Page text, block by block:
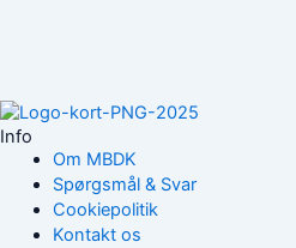
Info
Om MBDK
Spørgsmål & Svar
Cookiepolitik
Kontakt os